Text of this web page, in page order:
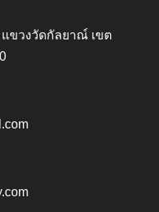
แขวงวัดกัลยาณ์ เขต